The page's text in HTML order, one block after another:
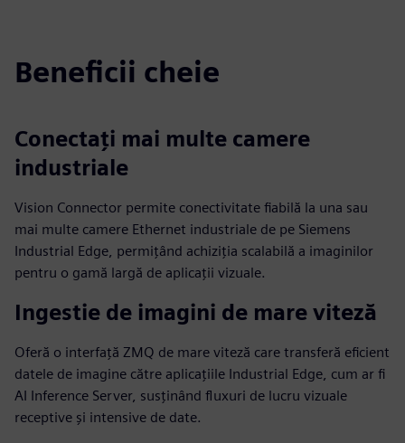
Beneficii cheie
Conectați mai multe camere
industriale
Vision Connector permite conectivitate fiabilă la una sau
mai multe camere Ethernet industriale de pe Siemens
Industrial Edge, permițând achiziția scalabilă a imaginilor
pentru o gamă largă de aplicații vizuale.
Ingestie de imagini de mare viteză
Oferă o interfață ZMQ de mare viteză care transferă eficient
datele de imagine către aplicațiile Industrial Edge, cum ar fi
AI Inference Server, susținând fluxuri de lucru vizuale
receptive și intensive de date.